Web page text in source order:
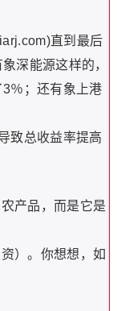
直到最后
深能源这样的，
％；还有象上港
致总收益率提高
产品，而是它是
）。你想想，如